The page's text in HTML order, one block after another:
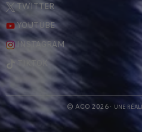
TWITTER
YOUTUBE
INSTAGRAM
TIKTOK
© ACO 2026- UNE